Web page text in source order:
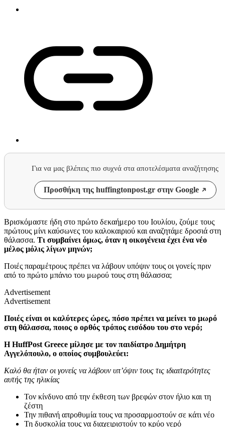
Για να μας βλέπεις πιο συχνά στα αποτελέσματα αναζήτησης
Προσθήκη της huffingtonpost.gr στην Google
Βρισκόμαστε ήδη στο πρώτο δεκαήμερο του Ιουλίου, ζούμε τους
πρώτους μίνι καύσωνες του καλοκαιριού και αναζητάμε δροσιά στη
θάλασσα. Τι συμβαίνει όμως, όταν η οικογένεια έχει ένα νέο
μέλος μόλις λίγων μηνών;
Ποιές παραμέτρους πρέπει να λάβουν υπόψιν τους οι γονείς πριν
από το πρώτο μπάνιο του μωρού τους στη θάλασσα;
Advertisement
Advertisement
Ποιές είναι οι καλύτερες ώρες, πόσο πρέπει να μείνει το μωρό
στη θάλασσα, ποιος ο ορθός τρόπος εισόδου του στο νερό;
Η HuffPost Greece μίλησε με τον παιδίατρο Δημήτρη
Αγγελόπουλο, ο οποίος συμβουλεύει:
Καλό θα ήταν οι γονείς να λάβουν υπ’όψιν τους τις ιδιαιτερότητες
αυτής της ηλικίας
Τον κίνδυνο από την έκθεση των βρεφών στον ήλιο και τη
ζέστη
Την πιθανή απροθυμία τους να προσαρμοστούν σε κάτι νέο
Τη δυσκολία τους να διαχειριστούν το κρύο νερό